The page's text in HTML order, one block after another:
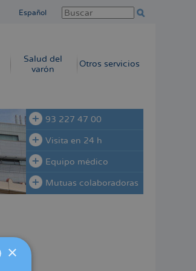
Español
Salud del
varón
Otros servicios
93 227 47 00
Visita en 24 h
Equipo médico
Mutuas colaboradoras
×